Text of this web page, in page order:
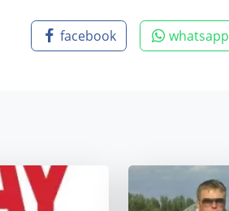
facebook whatsapp